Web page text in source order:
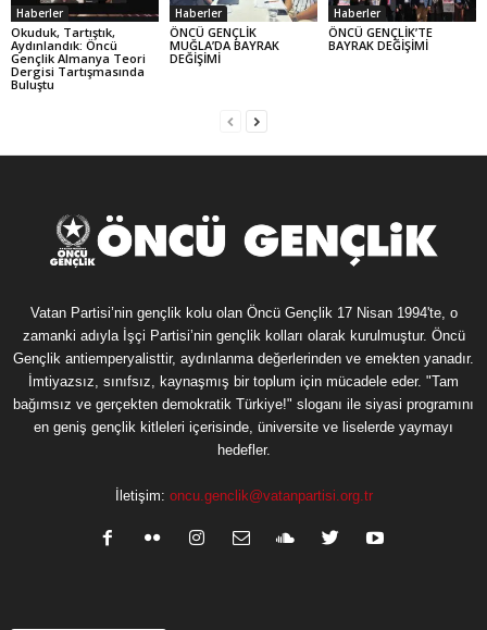
Haberler
Okuduk, Tartıştık,
Aydınlandık: Öncü
Gençlik Almanya Teori
Dergisi Tartışmasında
Buluştu
Haberler
ÖNCÜ GENÇLİK
MUĞLA’DA BAYRAK
DEĞİŞİMİ
Haberler
ÖNCÜ GENÇLİK’TE
BAYRAK DEĞİŞİMİ
Vatan Partisi’nin gençlik kolu olan Öncü Gençlik 17 Nisan 1994'te, o
zamanki adıyla İşçi Partisi’nin gençlik kolları olarak kurulmuştur. Öncü
Gençlik antiemperyalisttir, aydınlanma değerlerinden ve emekten yanadır.
İmtiyazsız, sınıfsız, kaynaşmış bir toplum için mücadele eder. "Tam
bağımsız ve gerçekten demokratik Türkiye!" sloganı ile siyasi programını
en geniş gençlik kitleleri içerisinde, üniversite ve liselerde yaymayı
hedefler.
İletişim: oncu.genclik@vatanpartisi.org.tr